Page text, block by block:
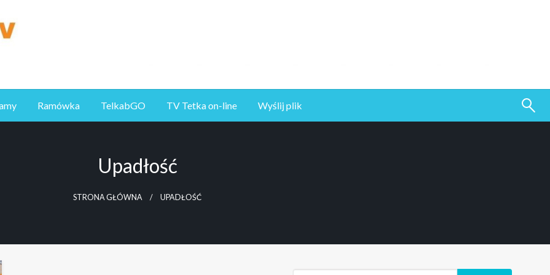
Ramówka TelkabGO TV Tetka on-line Wyślij plik
Upadłość
STRONA GŁÓWNA UPADŁOŚĆ